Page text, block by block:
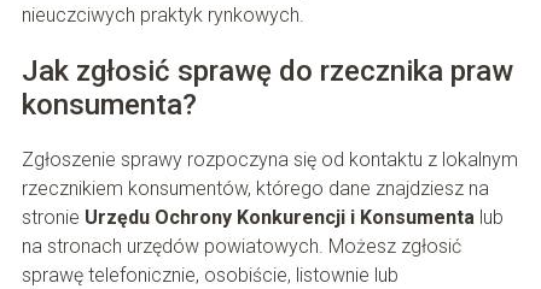
nieuczciwych praktyk rynkowych.
Jak zgłosić sprawę do rzecznika praw
konsumenta?
Zgłoszenie sprawy rozpoczyna się od kontaktu z lokalnym
rzecznikiem konsumentów, którego dane znajdziesz na
stronie Urzędu Ochrony Konkurencji i Konsumentalub
na stronach urzędów powiatowych. Możesz zgłosić
sprawę telefonicznie, osobiście, listownie lub